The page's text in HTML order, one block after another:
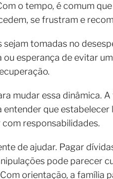
o tempo, é comum
se frustram e
tomadas no
esperança de evitar
mudar essa dinâmica.
que
responsabilidades.
de ajudar. Pagar
pode parecer
orientação, a família